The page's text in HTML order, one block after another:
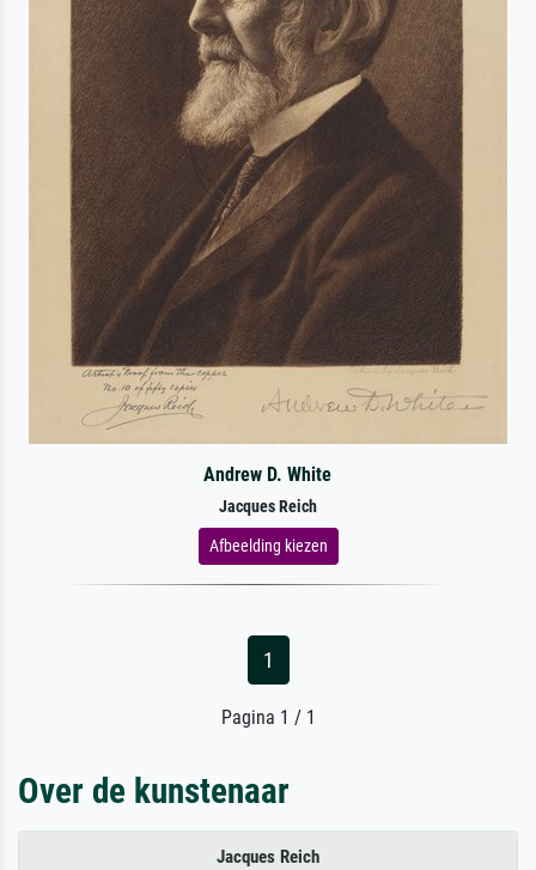
Andrew D. White
Jacques Reich
Afbeelding kiezen
1
Pagina 1 / 1
Over de kunstenaar
Jacques Reich